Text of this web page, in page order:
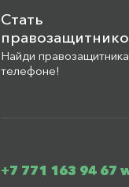
Стать
Найди
телефоне!
+7 771 163 94 67